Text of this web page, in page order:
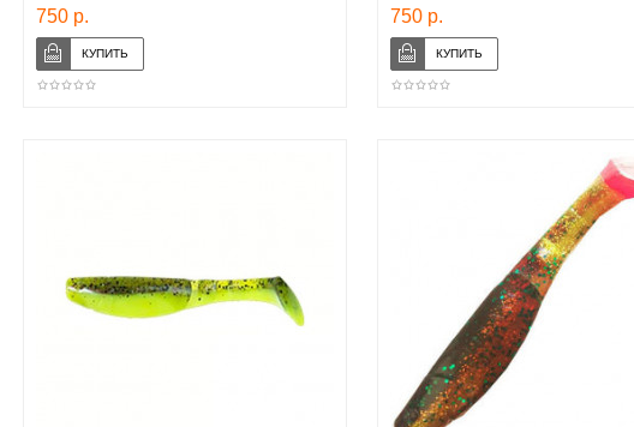
750 р. 750 р.